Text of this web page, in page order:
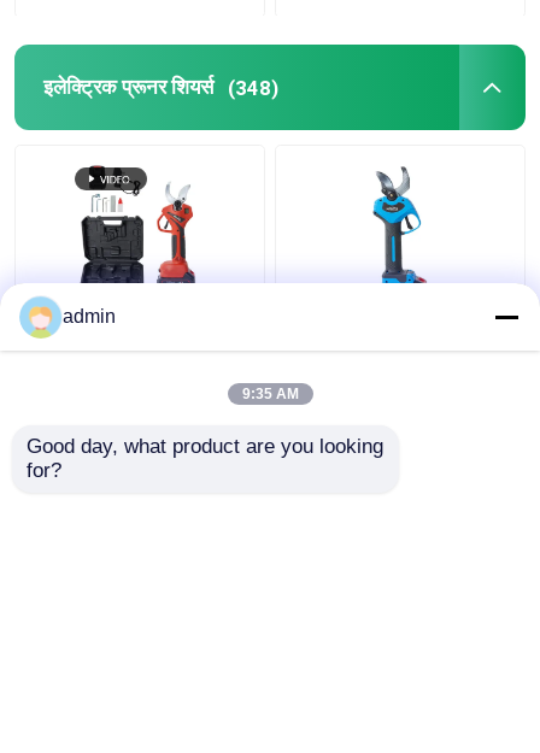
इलेक्ट्रिक प्रूनर शियर्स (348)
इलेक्ट्रिक प्रूनिंग शियर्स
सेकेटर प्रूनर 1.2 किग्रा
सबसे अच्छी कीमत
प्रूनर शीयर 30 मिमी बैटरी
चालित ब्रांच कटर
सबसे अच्छी कीमत
admin
9:35 AM
Good day, what product are you looking
for?